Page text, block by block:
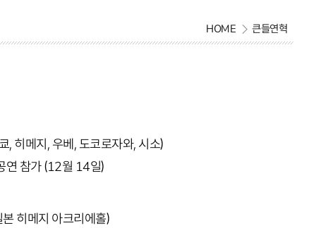
HOME 큰들연혁
히메지, 우베, 도코로자와, 시소)
연 참가 (12월 14일)
히메지 아크리에홀)